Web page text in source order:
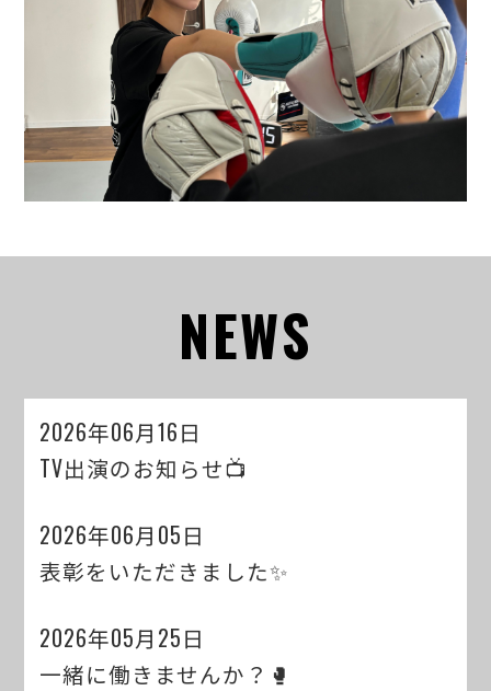
NEWS
2026年06月16日
TV出演のお知らせ📺
2026年06月05日
表彰をいただきました✨
2026年05月25日
一緒に働きませんか？🥊